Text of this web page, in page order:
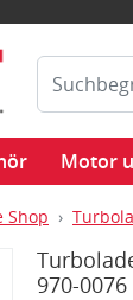
Motor
Shop
970-0076